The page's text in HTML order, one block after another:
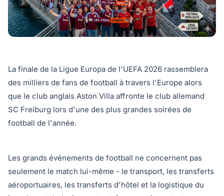
La finale de la Ligue Europa de l'UEFA 2026 rassemblera
des milliers de fans de football à travers l'Europe alors
que le club anglais Aston Villa affronte le club allemand
SC Freiburg lors d'une des plus grandes soirées de
football de l'année.
Les grands événements de football ne concernent pas
seulement le match lui-même - le transport, les transferts
aéroportuaires, les transferts d'hôtel et la logistique du